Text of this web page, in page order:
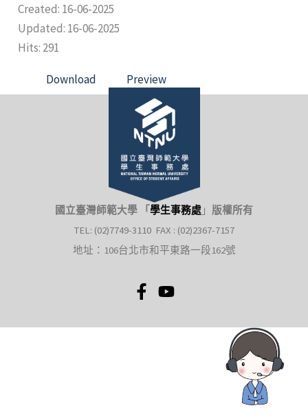
Created: 16-06-2025
Updated: 16-06-2025
Hits: 291
Download Preview
國立臺灣師範大學 「 學生事務處 」 版權所有
TEL: (02)7749-3110 FAX : (02)2367-7157
地址：106台北市和平東路一段162號